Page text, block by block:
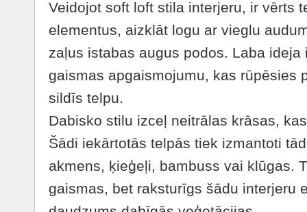
Veidojot soft loft stila interjeru, ir vērts
elementus, aizklāt logu ar vieglu
zaļus istabas augus podos. Laba
gaismas apgaismojumu, kas rūpēsies
sildīs telpu.
Dabisko stilu izceļ neitrālas krāsas,
Šādi iekārtotās telpās tiek izmantoti
akmens, ķieģeļi, bambuss vai klūgas.
gaismas, bet raksturīgs šādu interjeru